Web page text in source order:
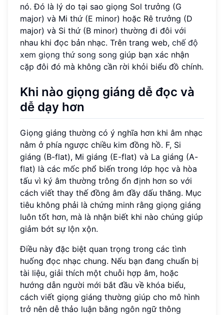
nó. Đó là lý do tại sao giọng Sol trưởng (G
major) và Mi thứ (E minor) hoặc Rê trưởng (D
major) và Si thứ (B minor) thường đi đôi với
nhau khi đọc bản nhạc. Trên trang web, chế độ
xem giọng thứ song song giúp bạn xác nhận
cặp đôi đó mà không cần rời khỏi biểu đồ chính.
Khi nào giọng giáng dễ đọc và
dễ dạy hơn
Giọng giáng thường có ý nghĩa hơn khi âm nhạc
nằm ở phía ngược chiều kim đồng hồ. F, Si
giáng (B-flat), Mi giáng (E-flat) và La giáng (A-
flat) là các mốc phổ biến trong lớp học và hòa
tấu vì ký âm thường trông ổn định hơn so với
cách viết thay thế đồng âm đầy dấu thăng. Mục
tiêu không phải là chứng minh rằng giọng giáng
luôn tốt hơn, mà là nhận biết khi nào chúng giúp
giảm bớt sự lộn xộn.
Điều này đặc biệt quan trọng trong các tình
huống đọc nhạc chung. Nếu bạn đang chuẩn bị
tài liệu, giải thích một chuỗi hợp âm, hoặc
hướng dẫn người mới bắt đầu về khóa biểu,
cách viết giọng giáng thường giúp cho mô hình
trở nên dễ thảo luận bằng ngôn ngữ thông